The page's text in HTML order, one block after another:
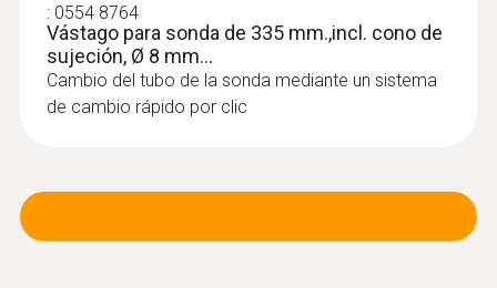
: 0554 8764
Vástago para sonda de 335 mm.,incl. cono de
sujeción, Ø 8 mm...
Cambio del tubo de la sonda mediante un sistema
de cambio rápido por clic